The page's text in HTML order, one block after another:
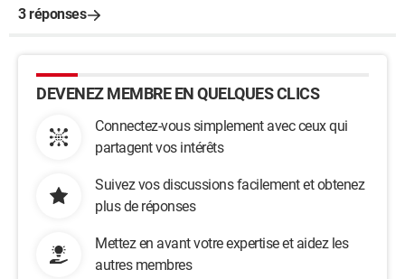
3 réponses
DEVENEZ MEMBRE EN QUELQUES CLICS
Connectez-vous simplement avec ceux qui
partagent vos intérêts
Suivez vos discussions facilement et obtenez
plus de réponses
Mettez en avant votre expertise et aidez les
autres membres